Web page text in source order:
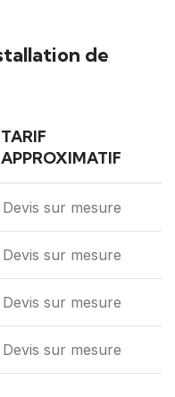
de
TARIF
APPROXIMATIF
Devis sur mesure
Devis sur mesure
Devis sur mesure
Devis sur mesure